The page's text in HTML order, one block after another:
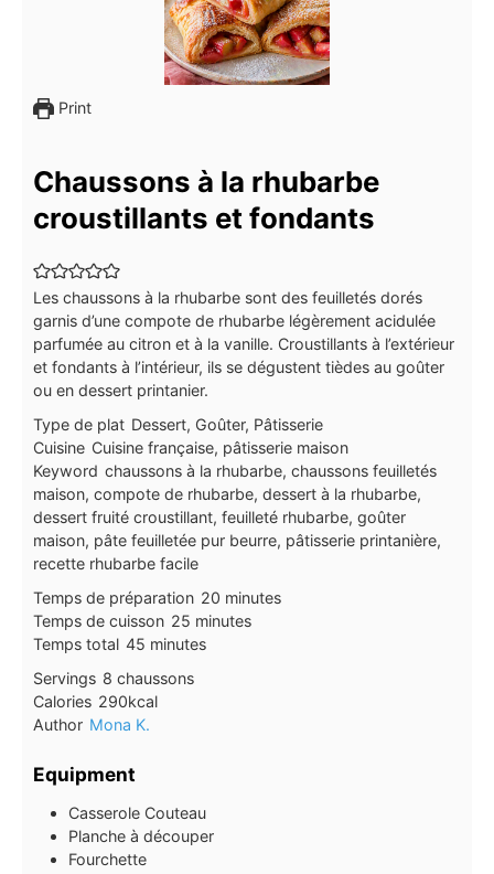
Print
Chaussons à la rhubarbe
croustillants et fondants
Les chaussons à la rhubarbe sont des feuilletés dorés
garnis d’une compote de rhubarbe légèrement acidulée
parfumée au citron et à la vanille. Croustillants à l’extérieur
et fondants à l’intérieur, ils se dégustent tièdes au goûter
ou en dessert printanier.
Type de plat Dessert, Goûter, Pâtisserie
Cuisine Cuisine française, pâtisserie maison
Keyword chaussons à la rhubarbe, chaussons feuilletés
maison, compote de rhubarbe, dessert à la rhubarbe,
dessert fruité croustillant, feuilleté rhubarbe, goûter
maison, pâte feuilletée pur beurre, pâtisserie printanière,
recette rhubarbe facile
Temps de préparation 20minutes
minutes
Temps de cuisson 25minutes
minutes
Temps total 45minutes
minutes
Servings 8 chaussons
Calories 290kcal
Author Mona K.
Equipment
Casserole Couteau
Planche à découper
Fourchette